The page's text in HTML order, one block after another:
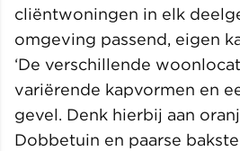
cliëntwoningen in elk
omgeving passend, eigen
‘De verschillende
variërende kapvormen en
gevel. Denk hierbij aan
Dobbetuin en paarse